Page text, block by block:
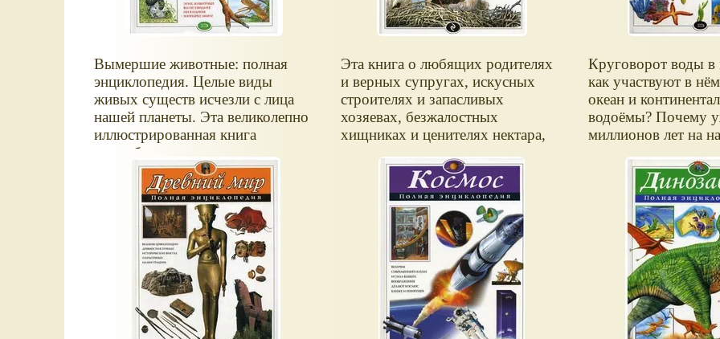
Вымершие животные: полная
энциклопедия. Целые виды
живых существ исчезли с лица
нашей планеты. Эта великолепно
иллюстрированная книга
подробно расскажет о тысячах
невероятно любопытных фактов.
Эта книга о любящих родителях
и верных супругах, искусных
строителях и запасливых
хозяевах, безжалостных
хищниках и ценителях нектара,
танцорах, о рыцарях и пиратах
— о тех, кто миллионы лет назад
покорил небо. Вы узнаете, как
выводят птенцов среди вечных
льдов и у кого самый длинный
хвост, для чего птицам когти на
крыльях и кто носит копья на
ногах, у кого рот до ушей и кто
убирает саванны, глух ли глухарь
и глуп ли глупыш...
Круговорот воды
как участвуют в
океан и
водоёмы? Почему
миллионов лет на
поддерживается
баланс между
Кто есть кто в
— классификация
водных животных.